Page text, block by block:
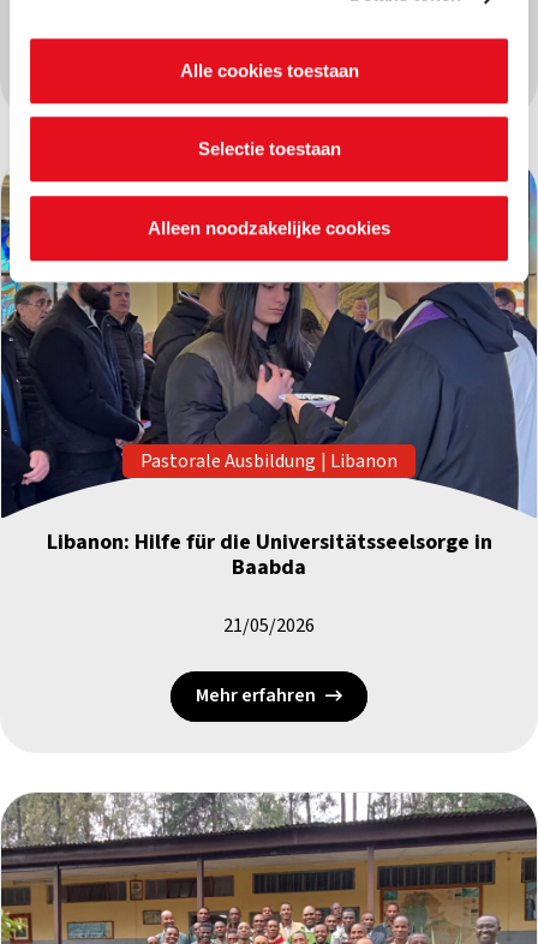
nalezen welke cookies we verzamelen, wie ze uitgeeft,
waarvoor ze dienen en hoelang ze geldig blijven. Je kan
je voorkeuren ook op elk moment wijzigen via de cookie
Alle cookies toestaan
Selectie toestaan
Alleen noodzakelijke cookies
Mehr erfahren
Pastorale Ausbildung | Libanon
Libanon: Hilfe für die Universitätsseelsorge in
Baabda
21/05/2026
Mehr erfahren